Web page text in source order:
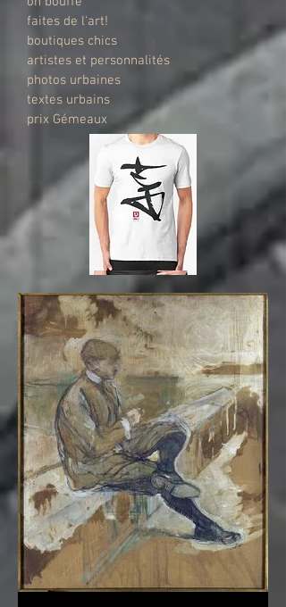
faites de l'art!
boutiques chics
artistes et personnalités
photos urbaines
textes urbains
prix Gémeaux